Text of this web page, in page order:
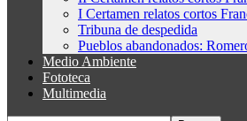
I Certamen relatos cortos
Tribuna de despedida
Pueblos abandonados:
Medio Ambiente
Fototeca
Multimedia